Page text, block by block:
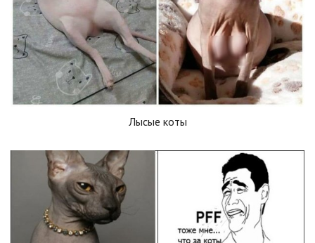
Лысые коты